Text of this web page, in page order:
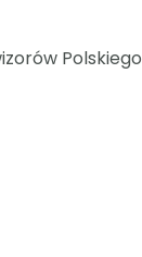
Polskiego